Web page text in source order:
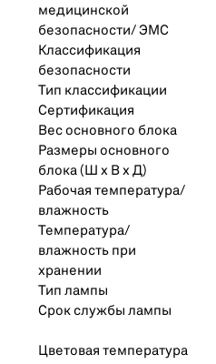
медицинской
безопасности/ ЭМС
Классификация
безопасности
Тип классификации
Сертификация
Вес основного блока
Размеры основного
блока (Ш х В х Д)
Рабочая температура/
влажность
Температура/
влажность при
хранении
Тип лампы
Срок службы лампы
Цветовая температура